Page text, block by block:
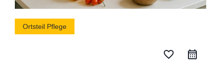
Ortsteil Pflege
favorite_border